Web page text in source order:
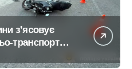
з’ясовує
транспортної